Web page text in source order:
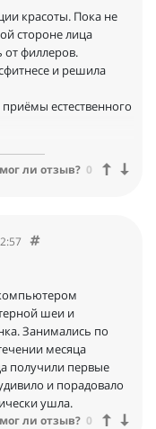
красоты. Пока не
стороне лица
от филлеров.
и решила
естественного
девушки делятся
естественного
им воспользоваться
ли отзыв? 0
шеи и
Занимались по
месяца
получили первые
и порадовало
ушла.
ли отзыв? 0